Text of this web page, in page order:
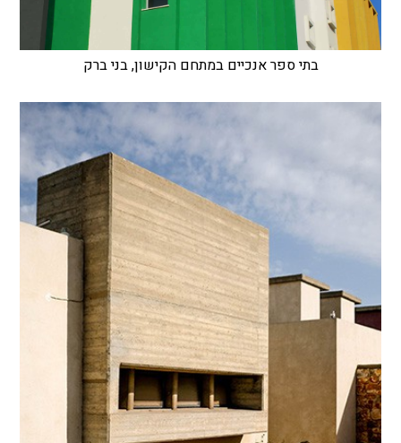
בתי ספר אנכיים במתחם הקישון, בני ברק